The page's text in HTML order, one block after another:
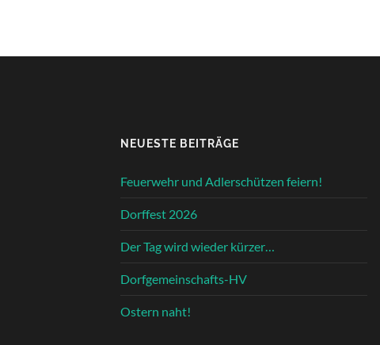
NEUESTE BEITRÄGE
Feuerwehr und Adlerschützen feiern!
Dorffest 2026
Der Tag wird wieder kürzer…
Dorfgemeinschafts-HV
Ostern naht!